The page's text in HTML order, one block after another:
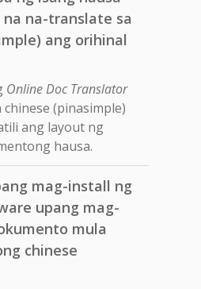
na na-translate sa
ang orihinal
Online Doc Translator
chinese (pinasimple)
ang layout ng
hausa.
mag-install ng
upang mag-
mula
chinese